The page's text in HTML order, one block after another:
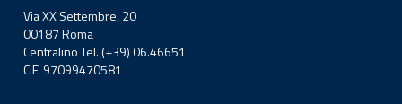
Via XX Settembre, 20
00187 Roma
Centralino Tel. (+39) 06.46651
C.F. 97099470581